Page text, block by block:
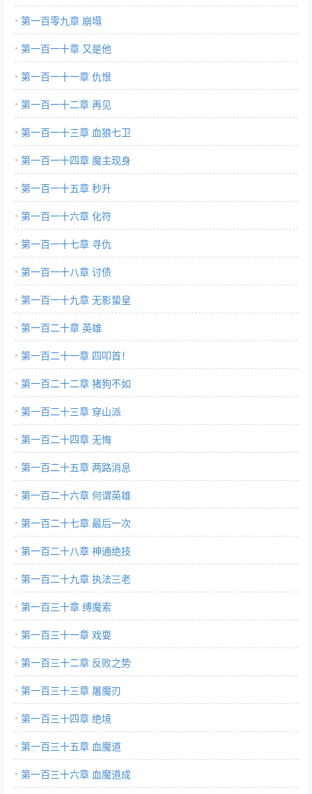
第一百零九章 崩塌
第一百一十章 又是他
第一百一十一章 仇恨
第一百一十二章 再见
第一百一十三章 血狼七卫
第一百一十四章 魔主现身
第一百一十五章 秒升
第一百一十六章 化符
第一百一十七章 寻仇
第一百一十八章 讨债
第一百一十九章 无影蛰皇
第一百二十章 英雄
第一百二十一章 四叩首！
第一百二十二章 猪狗不如
第一百二十三章 穿山派
第一百二十四章 无悔
第一百二十五章 两路消息
第一百二十六章 何谓英雄
第一百二十七章 最后一次
第一百二十八章 神通绝技
第一百二十九章 执法三老
第一百三十章 缚魔索
第一百三十一章 戏耍
第一百三十二章 反败之势
第一百三十三章 屠魔刃
第一百三十四章 绝境
第一百三十五章 血魔道
第一百三十六章 血魔道成